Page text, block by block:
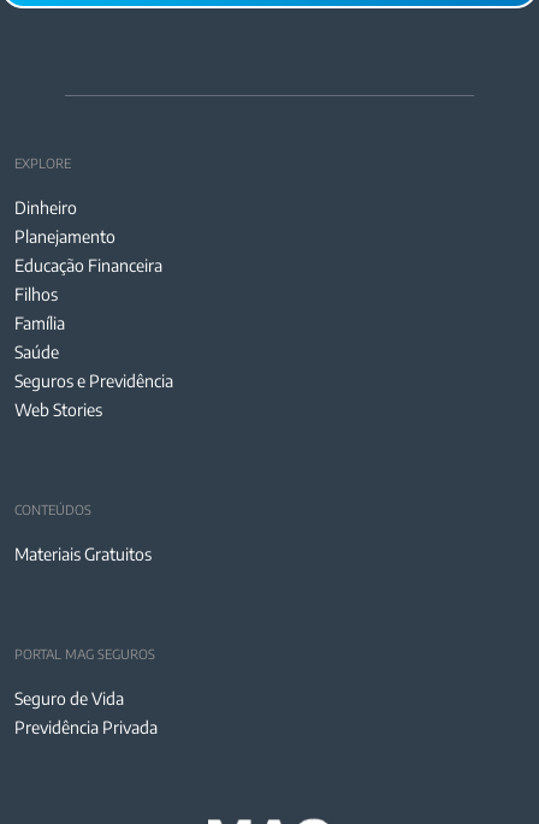
EXPLORE
Dinheiro
Planejamento
Educação Financeira
Filhos
Família
Saúde
Seguros e Previdência
Web Stories
CONTEÚDOS
Materiais Gratuitos
PORTAL MAG SEGUROS
Seguro de Vida
Previdência Privada